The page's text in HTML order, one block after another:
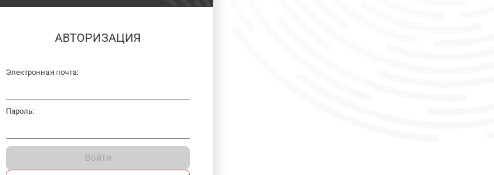
АВТОРИЗАЦИЯ
Электронная почта:
Пароль:
Войти